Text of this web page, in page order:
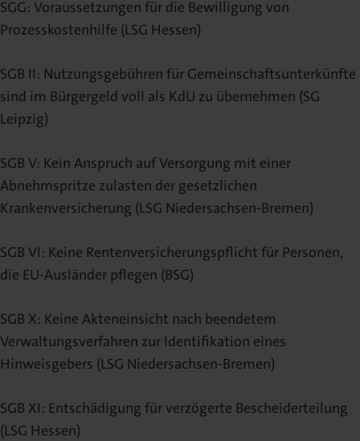
SGG: Voraussetzungen für die Bewilligung von
Prozesskostenhilfe (LSG Hessen)
SGB II: Nutzungsgebühren für Gemeinschaftsunterkünfte
sind im Bürgergeld voll als KdU zu übernehmen (SG
Leipzig)
SGB V: Kein Anspruch auf Versorgung mit einer
Abnehmspritze zulasten der gesetzlichen
Krankenversicherung (LSG Niedersachsen-Bremen)
SGB VI: Keine Rentenversicherungspflicht für Personen,
die EU-Ausländer pflegen (BSG)
SGB X: Keine Akteneinsicht nach beendetem
Verwaltungsverfahren zur Identifikation eines
Hinweisgebers (LSG Niedersachsen-Bremen)
SGB XI: Entschädigung für verzögerte Bescheiderteilung
(LSG Hessen)